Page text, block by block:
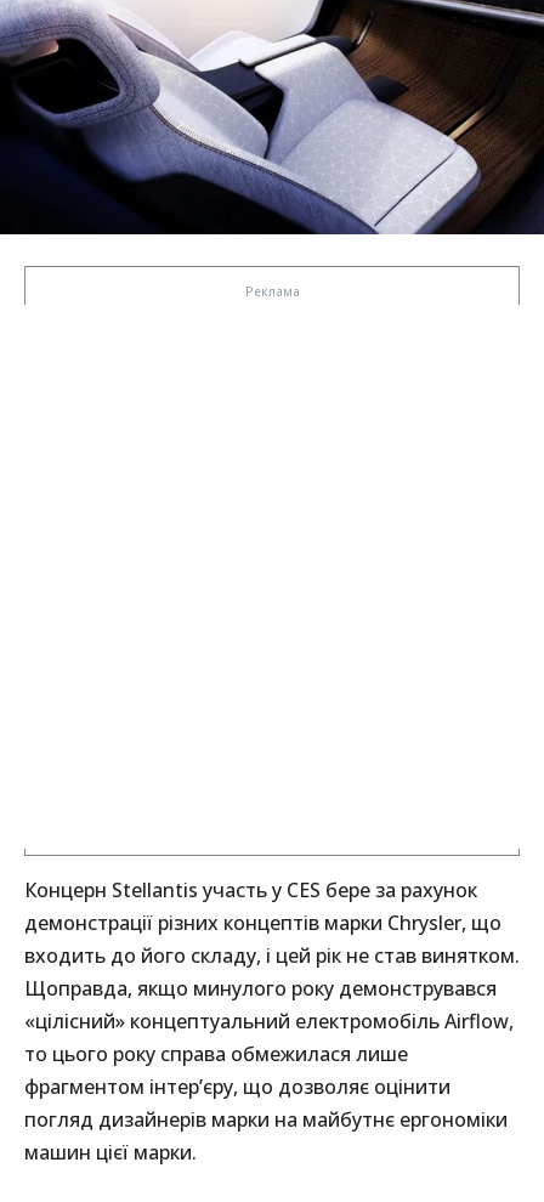
Концерн Stellantis участь у CES бере за рахунок
демонстрації різних концептів марки Chrysler, що
входить до його складу, і цей рік не став винятком.
Щоправда, якщо минулого року демонструвався
«цілісний» концептуальний електромобіль Airflow,
то цього року справа обмежилася лише
фрагментом інтер’єру, що дозволяє оцінити
погляд дизайнерів марки на майбутнє ергономіки
машин цієї марки.